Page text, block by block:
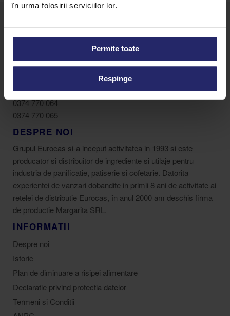
în urma folosirii serviciilor lor.
Permite toate
Respinge
Strada Buziașului 36J, Lugoj 305500
0256 350 267
0374 770 064
0374 770 065
DESPRE NOI
Grupul Eurocas si-a inceput activitatea in 1993 si este
producator si distribuitor de ingrediente si utilaje pentru
industria de panificatie, patiserie si cofetarie. Datorita
experientei de vanzari dobandite in primii 8 ani de activitate ai
retelei de distributie Eurocas, în anul 2000 am deschis firma
de productie Margarita SRL.
INFORMATII
Despre noi
Istoric
Plan de diminuare a risipei alimentare
Declaratie privind protectia datelor
Termeni si Conditii